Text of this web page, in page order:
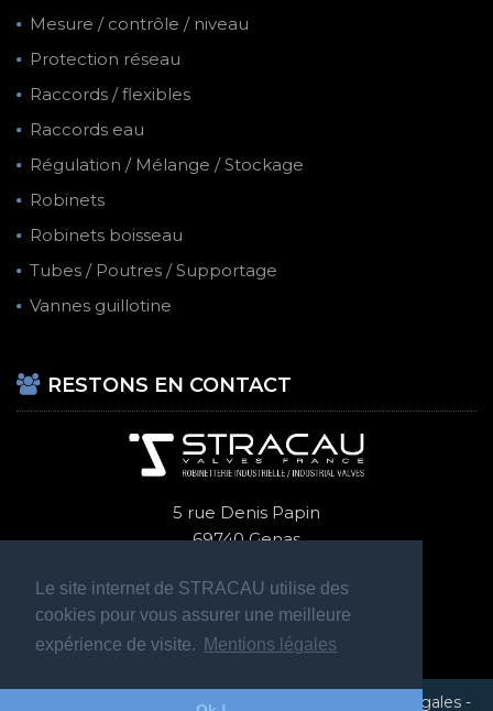
Le site internet de STRACAU utilise des
cookies pour vous assurer une meilleure
expérience de visite.
Mentions légales
Mesure / contrôle / niveau
Protection réseau
Raccords / flexibles
Raccords eau
Régulation / Mélange / Stockage
Robinets
Robinets boisseau
Tubes / Poutres / Supportage
Vannes guillotine
RESTONS EN CONTACT
5 rue Denis Papin
69740 Genas
STRACAU 2020 © Tous droits réservés - Mentions légales -